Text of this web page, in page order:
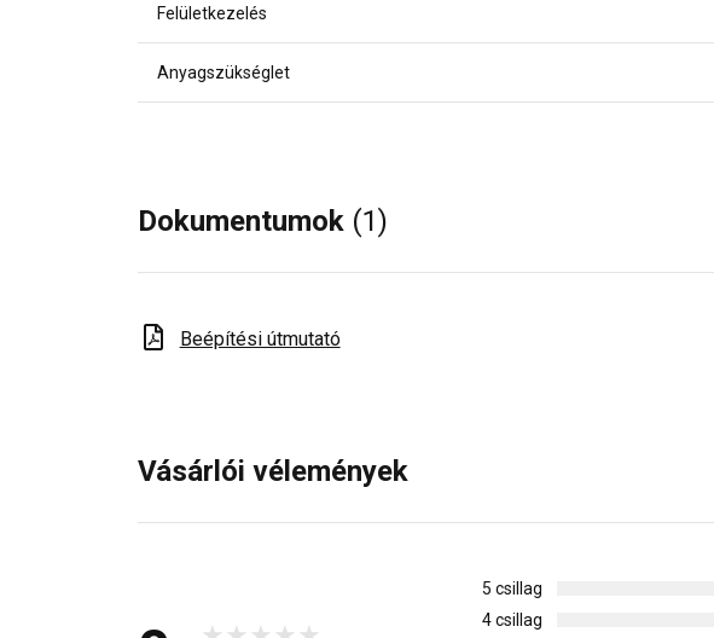
Felületkezelés
Anyagszükséglet
Dokumentumok (1)
Beépítési útmutató
Vásárlói vélemények
5 csillag
4 csillag